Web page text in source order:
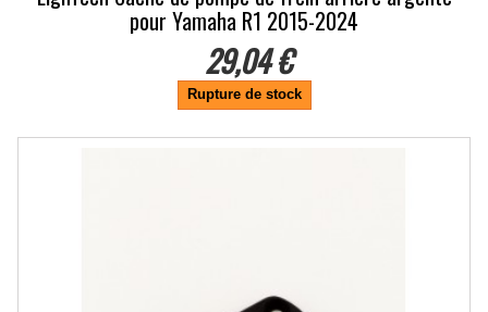
pour Yamaha R1 2015-2024
29,04 €
Rupture de stock